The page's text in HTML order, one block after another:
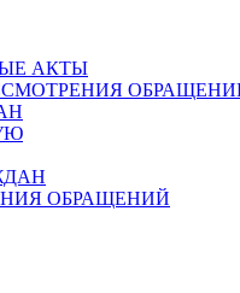
АКТЫ
ОБРАЩЕНИЙ